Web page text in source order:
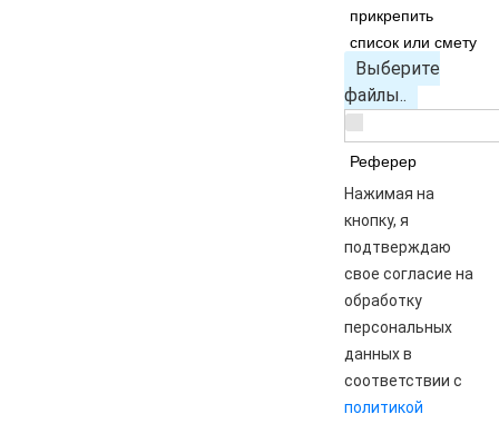
прикрепить
список или смету
Выберите
файлы..
Реферер
Нажимая на
кнопку, я
подтверждаю
свое согласие на
обработку
персональных
данных в
соответствии с
политикой